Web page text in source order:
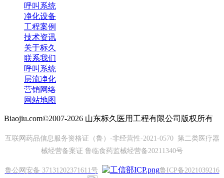
呼叫系统
净化设备
工程案例
技术资讯
关于标久
联系我们
呼叫系统
层流净化
营销网络
网站地图
Biaojiu.com©2007-2026 山东标久医用工程有限公司版权所有
互联网药品信息服务资格证（鲁）-非经营性-2021-0570 第二类医疗器
械经营备案证 鲁临食药监械经营备20211340号
鲁公网安备 37131202371611号
鲁ICP备2021039216